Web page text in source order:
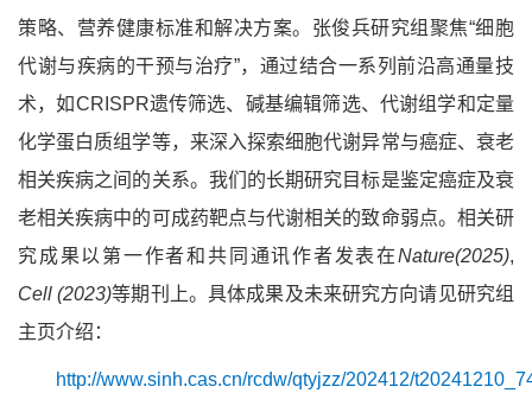
策略、营养健康标准和解决方案。张俊兵研究组聚焦“细胞
代谢与疾病的干预与治疗”，通过结合一系列前沿高通量技
术，如CRISPR遗传筛选、碱基编辑筛选、代谢组学和定量
化学蛋白质组学等，来深入探索细胞代谢异常与癌症、衰老
相关疾病之间的关系。我们的长期研究目标是鉴定癌症及衰
老相关疾病中的可成药靶点与代谢相关的致命弱点。相关研
究成果以第一作者和共同通讯作者发表在Nature(2025),
Cell (2023)等期刊上。具体成果及未来研究方向请见研究组
主页介绍：
http://www.sinh.cas.cn/rcdw/qtyjzz/202412/